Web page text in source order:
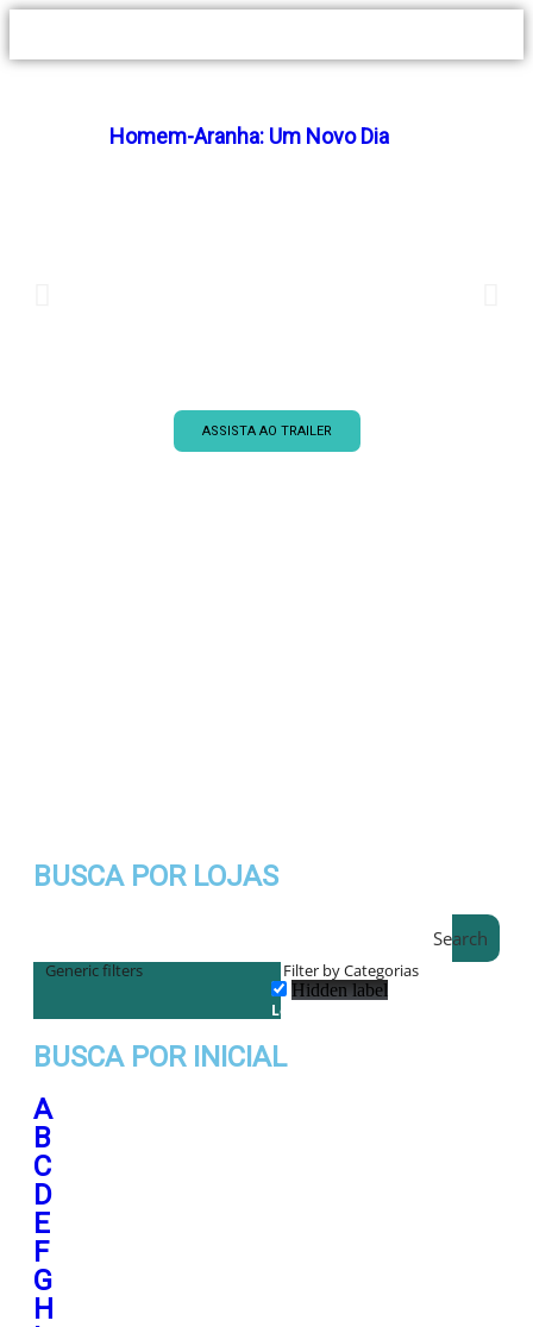
Homem-Aranha: Um Novo Dia
ASSISTA AO TRAILER
BUSCA POR LOJAS
Search
Generic filters Filter by Categorias
Hidden label
Lojas
BUSCA POR INICIAL
A
B
C
D
E
F
G
H